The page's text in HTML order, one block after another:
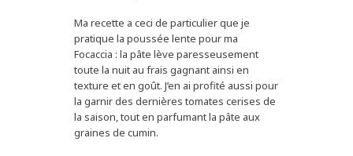
Ma recette a ceci de particulier que je
pratique la poussée lente pour ma
Focaccia : la pâte lève paresseusement
toute la nuit au frais gagnant ainsi en
texture et en goût. J’en ai profité aussi pour
la garnir des dernières tomates cerises de
la saison, tout en parfumant la pâte aux
graines de cumin.